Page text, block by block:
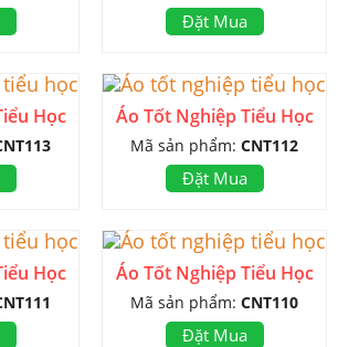
Đặt Mua
Học Áo Tốt Nghiệp Tiểu Học
Mã sản phẩm: CNT112
Đặt Mua
Học Áo Tốt Nghiệp Tiểu Học
Mã sản phẩm: CNT110
Đặt Mua